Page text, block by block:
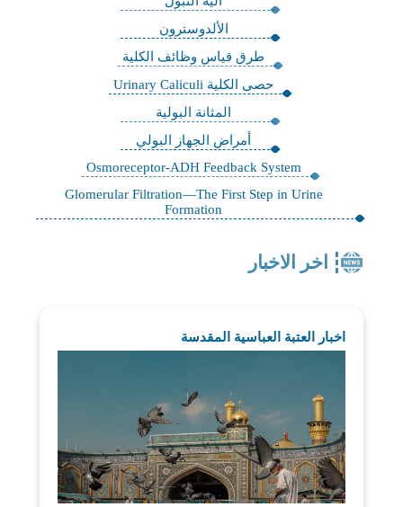
الألدوسترون
طرق قياس وظائف الكلية
حصى الكلية Urinary Caliculi
المثانة البولية
أمراض الجهاز البولي
Osmoreceptor-ADH Feedback System
Glomerular Filtration—The First Step in Urine
Formation
اخر الاخبار
اخبار العتبة العباسية المقدسة